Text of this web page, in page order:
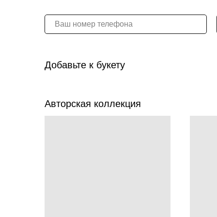
Добавьте к букету
Авторская коллекция